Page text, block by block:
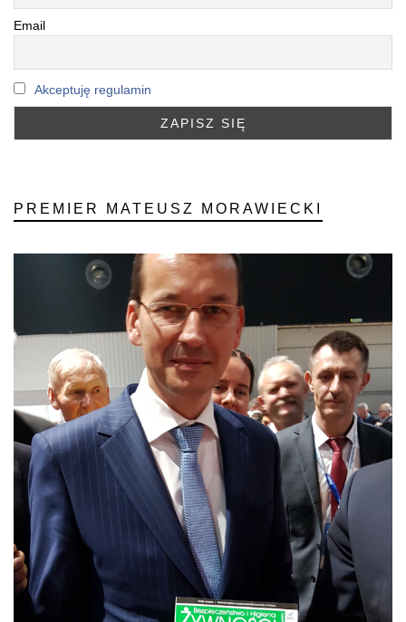
Email
Akceptuję regulamin
PREMIER MATEUSZ MORAWIECKI